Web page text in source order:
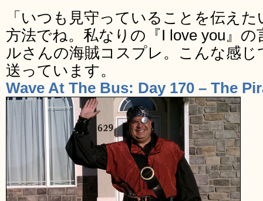
「いつも見守っていることを伝え
方法でね。私なりの『I love you』
ルさんの海賊コスプレ。こんな感
送っています。
Wave At The Bus: Day 170 – The